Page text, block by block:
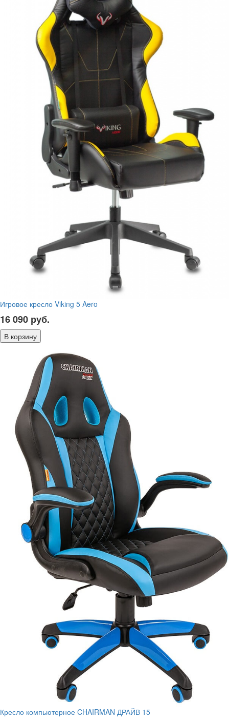
Игровое кресло Viking 5 Aero
16 090 руб.
Кресло компьютерное CHAIRMAN ДРАЙВ 15